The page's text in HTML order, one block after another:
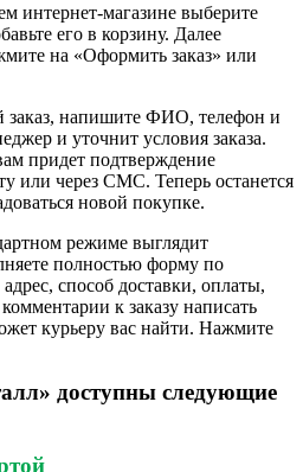
интернет-магазине выберите
его в корзину. Далее
на «Оформить заказ» или
заказ, напишите ФИО, телефон и
и уточнит условия заказа.
придет подтверждение
или через СМС. Теперь останется
новой покупке.
режиме выглядит
полностью форму по
способ доставки, оплаты,
к заказу написать
курьеру вас найти. Нажмите
доступны следующие